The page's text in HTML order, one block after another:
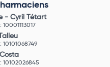
- Cyril Tétart
10001113017
: 10101068749
: 10102026845